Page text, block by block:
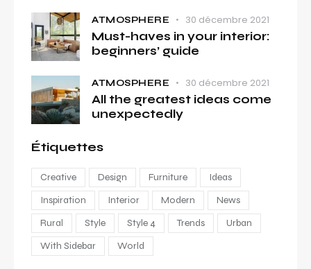
ATMOSPHERE 30 décembre 2021
Must-haves in your interior:
beginners’ guide
ATMOSPHERE 30 décembre 2021
All the greatest ideas come
unexpectedly
Étiquettes
Creative Design Furniture
Ideas
Inspiration
Interior Modern
News
Rural
Style Style 4 Trends
Urban
With Sidebar
World